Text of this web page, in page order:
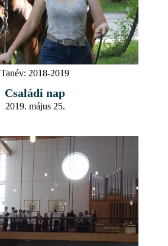
Tanév: 2018-2019
Családi nap
2019. május 25.